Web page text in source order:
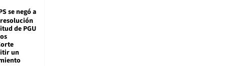
se negó a
de PGU
un